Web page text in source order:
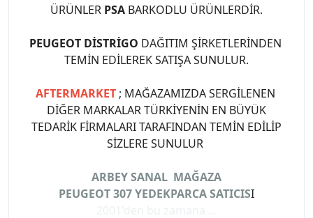
ÜRÜNLER PSA BARKODLU ÜRÜNLERDİR.
PEUGEOT DİSTRİGO DAĞITIM ŞİRKETLERİNDEN
TEMİN EDİLEREK SATIŞA SUNULUR.
AFTERMARKET ; MAĞAZAMIZDA SERGİLENEN
DİĞER MARKALAR TÜRKİYENİN EN BÜYÜK
TEDARİK FİRMALARI TARAFINDAN TEMİN EDİLİP
SİZLERE SUNULUR
ARBEY SANAL MAĞAZA
PEUGEOT 307 YEDEKPARCA SATICISI